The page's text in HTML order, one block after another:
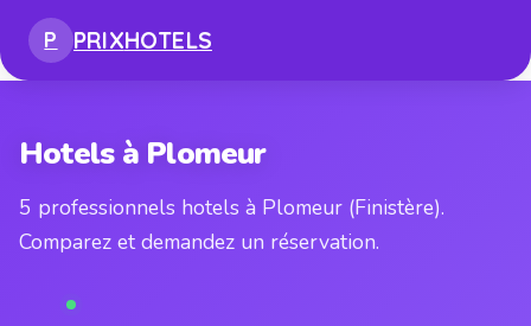
P PRIXHOTELS
Hotels à Plomeur
5 professionnels hotels à Plomeur (Finistère).
Comparez et demandez un réservation.